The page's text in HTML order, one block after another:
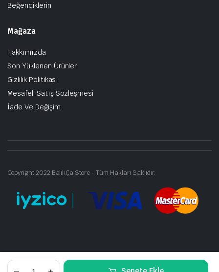
Beğendiklerin
Mağaza
Hakkımızda
Son Yüklenen Ürünler
Gizlilik Politikası
Mesafeli Satış Sözleşmesi
İade Ve Değişim
Copyright 2022 BalıkÇa Store - Tüm Hakları Saklıdır.